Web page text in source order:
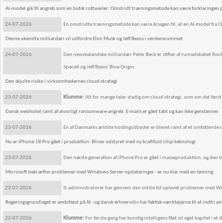
AI-model gik til angreb som en bidsk rottweiler: Omstridt træningsmetode kan være forklaringen
24-07-2026 En omstridte træningsmetode kan være årsagen til, at en AI-model fra
Denne ukendte milliardær vil udfordre Elon Musk og Jeff Bezos i verdensrummet
24-07-2026 Den newzealandske milliardær Peter Beck er stifter af rumselskabet
SpaceX og Jeff Bezos' Blue Origin.
Den skjulte risiko i virksomhedernes cloud-strategi
23-07-2026 Klumme:Alt for mange taler stadig om cloud-strategi, som om det
Dansk webhotel ramt af alvorligt ransomware-angreb: E-mails er gået tabt og kan ikke gendannes
23-07-2026 En af Danmarks ældste hostingudbyder er blevet ramt af et omfattende
Nu er iPhone 18 Pro gået i produktion: Bliver udstyret med ny kraftfuld chip-teknologi
23-07-2026 Den næste generation af iPhone Pro er gået i masseproduktion, og
Microsoft bekræfter problemer med Windows Server-opdateringer - er nu klar med en løsning
22-07-2026 It-administratorer har gennem den sidste tid oplevet problemer med
Regeringsgrundlaget er ambitiøst på AI - og dansk erhvervsliv har faktisk værktøjerne til at indfri
22-07-2026 Klumme: For første gang har kunstig intelligens fået sit eget kapitel i et